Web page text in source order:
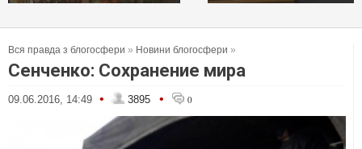
Вся правда з блогосфери » Новини блогосфери »
Сенченко: Сохранение мира
09.06.2016, 14:49 • 3895 • 0